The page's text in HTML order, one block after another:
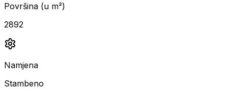
Površina (u m²)
2892
Namjena
Stambeno